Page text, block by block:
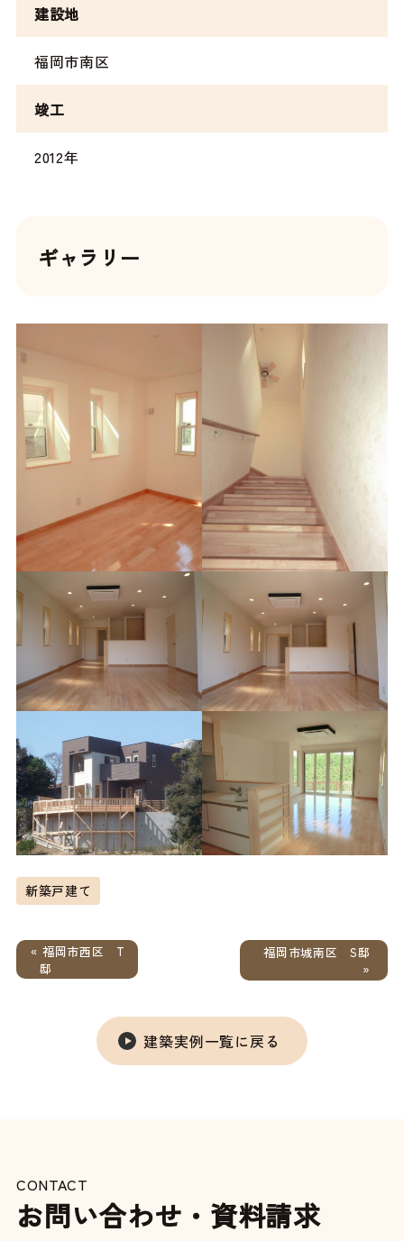
建設地
福岡市南区
竣工
2012年
ギャラリー
新築戸建て
« 福岡市西区 T
邸
福岡市城南区 S邸
»
建築実例一覧に戻る
CONTACT
お問い合わせ・資料請求